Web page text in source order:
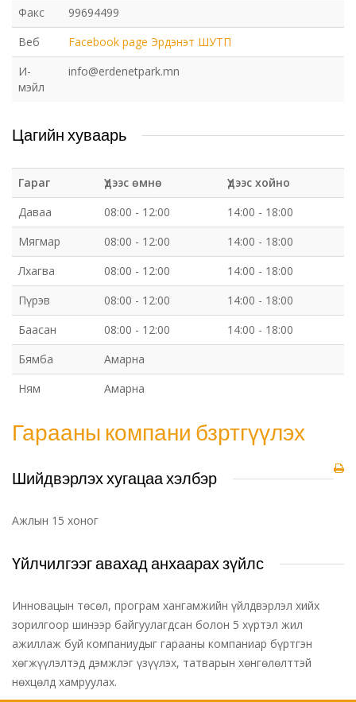
Факс
99694499
Веб
Facebook page Эрдэнэт ШУТП
И-
мэйл
info@erdenetpark.mn
Цагийн хуваарь
Гараг Үдээс өмнө
Үдээс хойно
Даваа
08:00 - 12:00
14:00 - 18:00
Мягмар
08:00 - 12:00
14:00 - 18:00
Лхагва
08:00 - 12:00
14:00 - 18:00
Пүрэв
08:00 - 12:00
14:00 - 18:00
Баасан
08:00 - 12:00
14:00 - 18:00
Бямба
Амарна
Ням
Амарна
Гарааны компани бзртгүүлэх
Шийдвэрлэх хугацаа хэлбэр
Ажлын 15 хоног
Үйлчилгээг авахад анхаарах зүйлс
Инновацын төсөл, програм хангамжийн үйлдвэрлэл хийх
зорилгоор шинээр байгуулагдсан болон 5 хүртэл жил
ажиллаж буй компаниудыг гарааны компаниар бүртгэн
хөгжүүлэлтэд дэмжлэг үзүүлэх, татварын хөнгөлөлттэй
нөхцөлд хамруулах.